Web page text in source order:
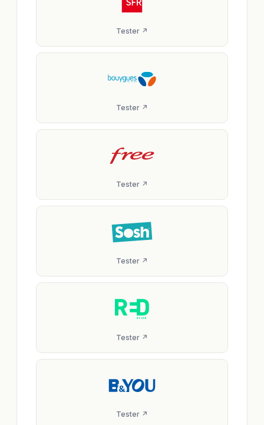
Tester ↗
Tester ↗
Tester ↗
Tester ↗
Tester ↗
Tester ↗